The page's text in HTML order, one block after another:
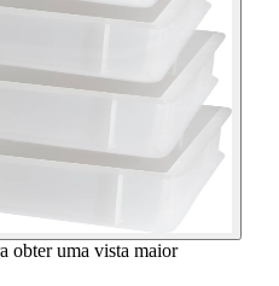
obter uma vista maior